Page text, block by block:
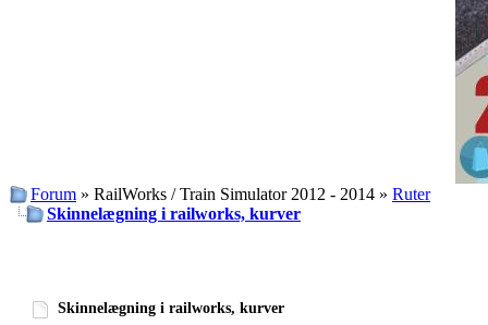
Forum » RailWorks / Train Simulator 2012 - 2014 » Ruter
Skinnelægning i railworks, kurver
Skinnelægning i railworks, kurver